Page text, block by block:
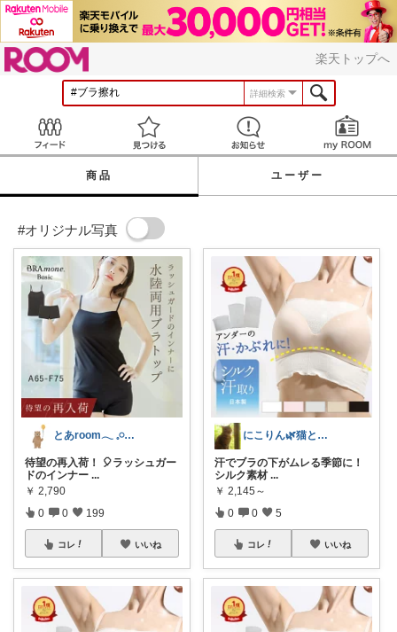
楽天トップへ
詳細検索
見つける お知らせ
商品 ユーザー
#オリジナル写真
とあroom𓂃 𓈒𓏸心地よい衣食住
待望の再入荷！ 🎈ラッシュガー
ドのインナー ...
￥ 2,790
0 0 199
コレ いいね
にこりん🌿猫と暮らす主婦のROOM😹
汗でブラの下がムレる季節に！
シルク素材 ...
￥ 2,145～
0 0 5
コレ いいね